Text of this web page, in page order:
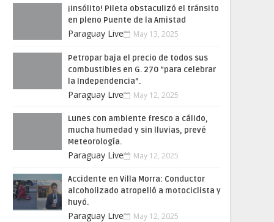
¡Insólito! Pileta obstaculizó el tránsito
en pleno Puente de la Amistad
Paraguay Live May 13, 2025
Petropar baja el precio de todos sus
combustibles en G. 270 “para celebrar
la Independencia”.
Paraguay Live May 12, 2025
Lunes con ambiente fresco a cálido,
mucha humedad y sin lluvias, prevé
Meteorología.
Paraguay Live May 12, 2025
Accidente en Villa Morra: Conductor
alcoholizado atropelló a motociclista y
huyó.
Paraguay Live May 12, 2025